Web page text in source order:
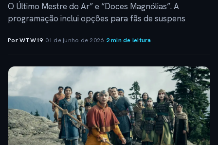
O Último Mestre do Ar” e “Doces Magnólias”. A
programação inclui opções para fãs de suspens
Por WTW19· 01 de junho de 2026· 2 min de leitura